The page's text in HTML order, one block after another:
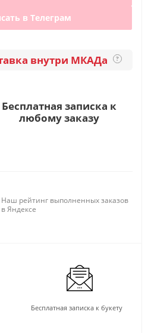
в Телеграм
внутри МКАДа ?
Бесплатная записка к
любому заказу
Наш рейтинг выполненных заказов
в Яндексе
Бесплатная записка к букету